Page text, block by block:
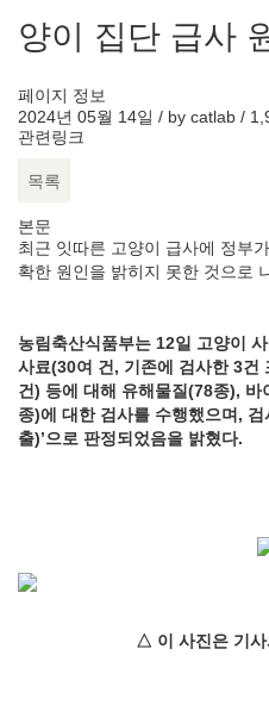
양이 집단 급사
페이지 정보
2024년 05월 14일 / by catlab /
관련링크
목록
본문
최근 잇따른 고양이 급사에 정부
확한 원인을 밝히지 못한 것으로
농림축산식품부는 12일 고양이
사료(30여 건, 기존에 검사한 3건
건) 등에 대해 유해물질(78종),
종)에 대한 검사를 수행했으며,
출)’으로 판정되었음을 밝혔다.
△ 이 사진은 기